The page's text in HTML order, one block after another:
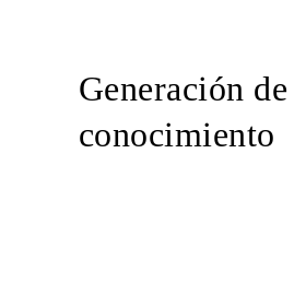
Generación de
conocimiento